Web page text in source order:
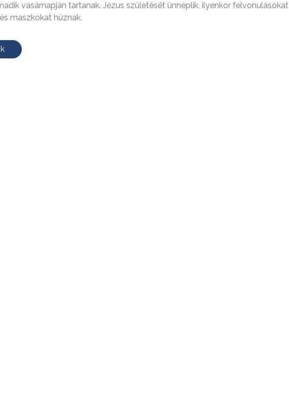
vasárnapján tartanak. Jézus születését ünneplik, ilyenkor felvonulásokat
maszkokat húznak.